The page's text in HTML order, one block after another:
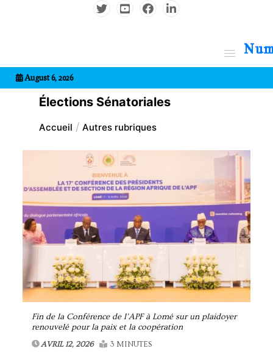
August 6, 2026
Élections Sénatoriales
Accueil Autres rubriques
Fin de la Conférence de l’APF à Lomé sur un plaidoyer
renouvelé pour la paix et la coopération
AVRIL 12, 2026 3 MINUTES